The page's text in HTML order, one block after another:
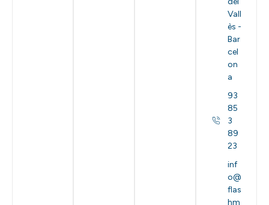
Vall
ès -
Bar
cel
on
a
93
85
3
89
23
inf
o@
flas
hm